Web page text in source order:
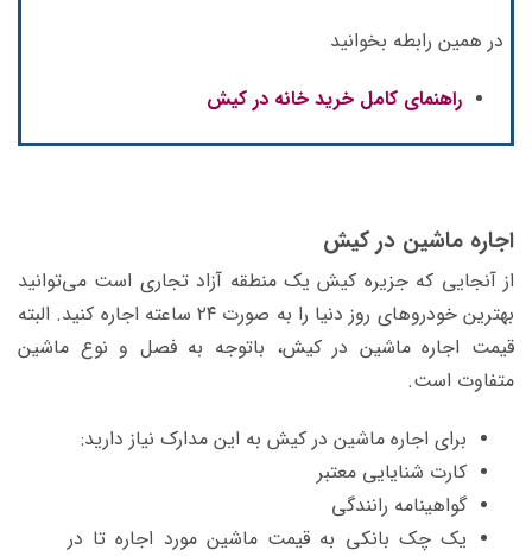
در همین رابطه بخوانید
راهنمای کامل خرید خانه در کیش
اجاره ماشین در کیش
از آنجایی که جزیره کیش یک منطقه آزاد تجاری است می‌توانید
بهترین خودروهای روز دنیا را به صورت ۲۴ ساعته اجاره کنید. البته
قیمت اجاره ماشین در کیش، باتوجه به فصل و نوع ماشین
متفاوت است.
برای اجاره ماشین در کیش به این مدارک نیاز دارید:
کارت شنایایی معتبر
گواهینامه رانندگی
یک چک بانکی به قیمت ماشین مورد اجاره تا در